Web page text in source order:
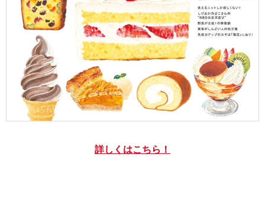
詳しくはこちら！